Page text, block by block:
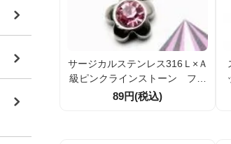
サージカルステンレス316Ｌ×Ａ
級ピンクラインストーン フラ
ワーモチーフトップチャームパ
89円(税込)